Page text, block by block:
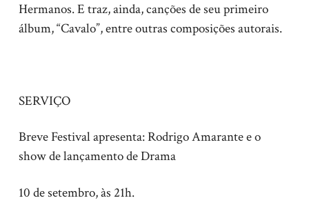
Hermanos. E traz, ainda, canções de seu primeiro
álbum, “Cavalo”, entre outras composições autorais.
SERVIÇO
Breve Festival apresenta: Rodrigo Amarante e o
show de lançamento de Drama
10 de setembro, às 21h.